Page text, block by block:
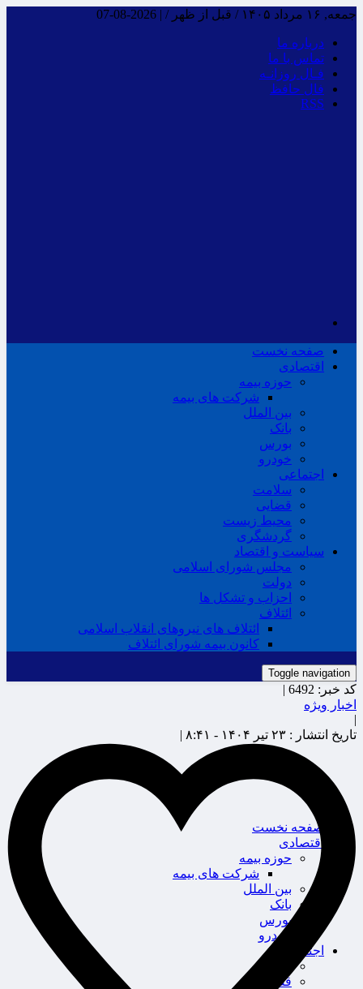
جمعه, ۱۶ مرداد ۱۴۰۵ / قبل از ظهر / |
2026-08-07
درباره ما
تماس با ما
فـال روزانـه
فال حافظ
RSS
صفحه نخست
اقتصادی
حوزه بیمه
شرکت های بیمه
بین الملل
بانک
بورس
خودرو
اجتماعی
سلامت
قضایی
محیط زیست
گردشگری
سیاست و اقتصاد
مجلس شورای اسلامی
دولت
احزاب و تشکل ها
ائتلاف
ائتلاف های نیروهای انقلاب اسلامی
کانون بیمه شورای ائتلاف
Toggle navigation
صفحه نخست
اقتصادی
حوزه بیمه
شرکت های بیمه
بین الملل
بانک
بورس
خودرو
اجتماعی
سلامت
قضایی
کد خبر: 6492 |
اخبار ویژه
|
تاریخ انتشار : ۲۳ تیر ۱۴۰۴ - ۸:۴۱ |